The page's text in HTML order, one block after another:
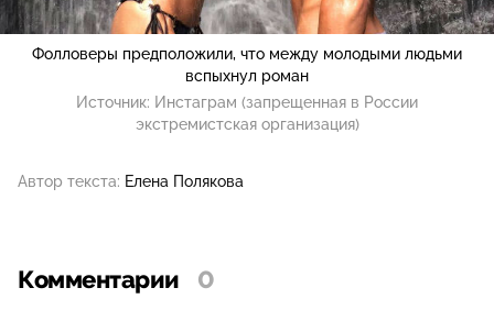
Фолловеры предположили, что между молодыми людьми
вспыхнул роман
Источник: Инстаграм (запрещенная в России
экстремистская организация)
Автор текста: Елена Полякова
Комментарии 0